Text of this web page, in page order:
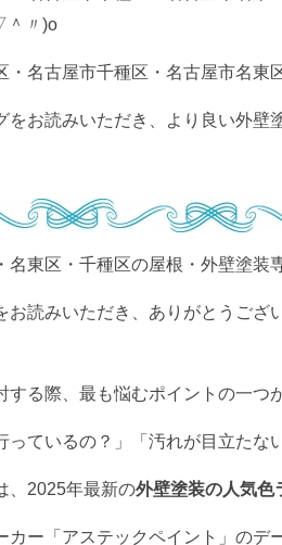
＾〃)o
・名古屋市千種区・名古屋市名東
をお読みいただき、より良い外
名東区・千種区の屋根・外壁塗装
お読みいただき、ありがとうござ
する際、最も悩むポイントの一つ
っているの？」「汚れが目立た
、2025年最新の外壁塗装の人気色
カー「アステックペイント」のデ